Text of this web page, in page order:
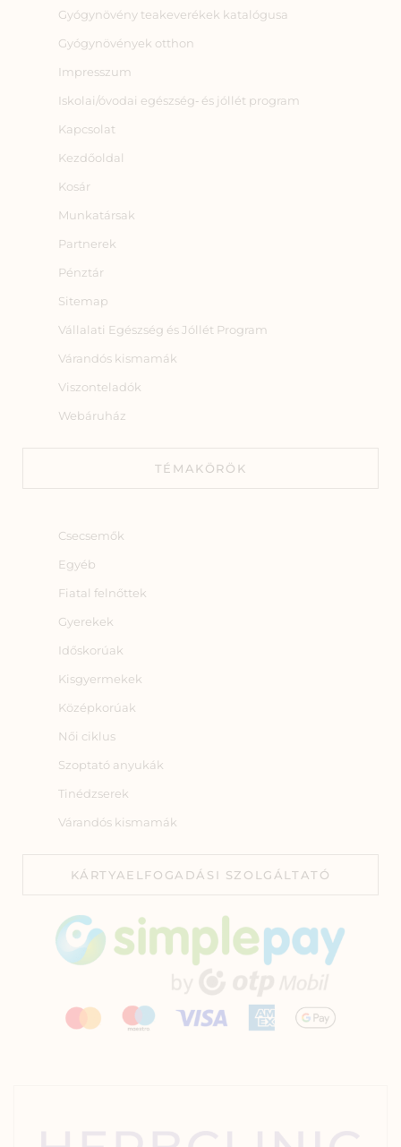
Gyógynövény teakeverékek katalógusa
Gyógynövények otthon
Impresszum
Iskolai/óvodai egészség‑ és jóllét program
Kapcsolat
Kezdőoldal
Kosár
Munkatársak
Partnerek
Pénztár
Sitemap
Vállalati Egészség és Jóllét Program
Várandós kismamák
Viszonteladók
Webáruház
TÉMAKÖRÖK
Csecsemők
Egyéb
Fiatal felnőttek
Gyerekek
Időskorúak
Kisgyermekek
Középkorúak
Női ciklus
Szoptató anyukák
Tinédzserek
Várandós kismamák
KÁRTYAELFOGADÁSI SZOLGÁLTATÓ